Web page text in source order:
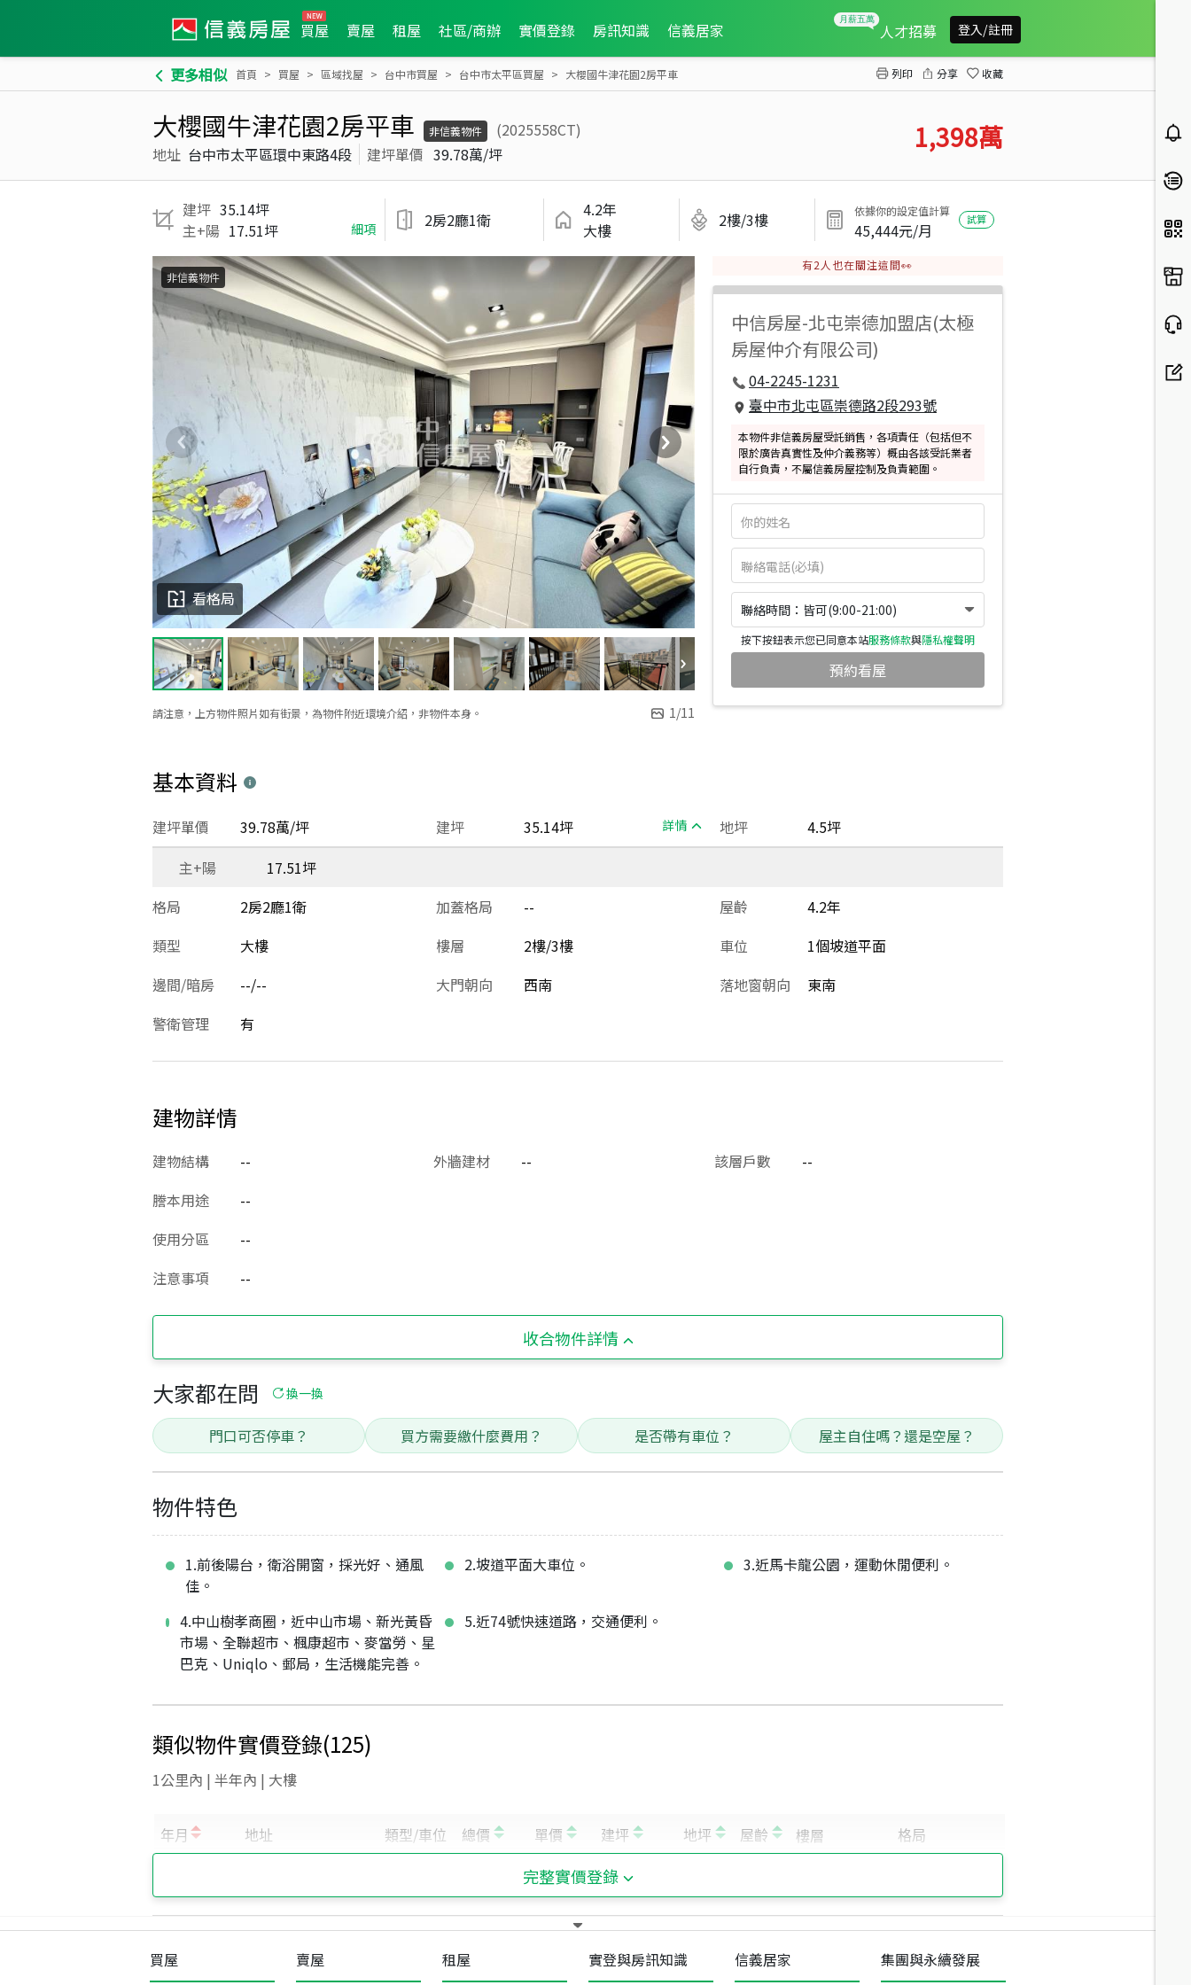
買屋 賣屋 租屋 社區/商辦 實價登錄 房訊知識 信義居家 人才招募 登入/註冊
更多相似 首頁 買屋 區域找屋 台中市買屋 台中市太平區買屋 大櫻國牛津花園2房平車 列印 分享 收藏
大櫻國牛津花園2房平車 非信義物件
(2025558CT)
地址 台中市太平區環中東路4段 建坪單價 39.78萬/坪 1,398萬
建坪 35.14坪
主+陽 17.51坪 細項 2房2廳1衛
4.2年
大樓
2樓/3樓 依據你的設定值計算
45,444元/月
試算
請注意，上方物件照片如有街景，為物件附近環境介紹，非物件本身。 1/11
看格局
非信義物件
有2 人也在關注這間👀
中信房屋-北屯崇德加盟店(太極
房屋仲介有限公司)
04-2245-1231
臺中市北屯區崇德路2段293號
本物件非信義房屋受託銷售，各項責任（包括但不
限於廣告真實性及仲介義務等）概由各該受託業者
自行負責，不屬信義房屋控制及負責範圍。
聯絡時間：皆可(9:00-21:00)
按下按鈕表示您已同意本站服務條款與隱私權聲明
預約看屋
基本資料
建坪 35.14坪 詳情
建坪單價 39.78萬/坪 地坪
4.5坪
主+陽
17.51坪
格局
2房2廳1衛 加蓋格局 -- 屋齡
4.2年
類型
大樓 樓層 2樓/3樓 車位
1個坡道平面
邊間/暗房
--/-- 大門朝向 西南 落地窗朝向
東南
警衛管理
有
建物詳情
建物結構 -- 外牆建材 -- 該層戶數
--
謄本用途
--
使用分區
--
注意事項
--
收合物件詳情
大家都在問 換一換
門口可否停車？ 買方需要繳什麼費用？ 是否帶有車位？ 屋主自住嗎？還是空屋？
物件特色
1.前後陽台，衛浴開窗，採光好、通風
佳。
2.坡道平面大車位。 3.近馬卡龍公園，運動休閒便利。
4.中山樹孝商圈，近中山市場、新光黃昏
市場、全聯超市、楓康超市、麥當勞、星
巴克、Uniqlo、郵局，生活機能完善。
5.近74號快速道路，交通便利。
類似物件實價登錄(125)
1公里內 | 半年內 | 大樓
完整實價登錄
買屋 賣屋 租屋 實登與房訊知識 信義居家 集團與永續發展